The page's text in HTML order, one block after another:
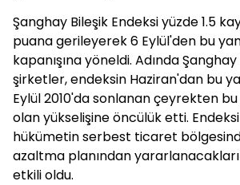
Şanghay Bileşik Endeksi yüzde 1.5
puana gerileyerek 6 Eylül'den bu
kapanışına yöneldi. Adında
şirketler, endeksin Haziran'dan bu
Eylül 2010'da sonlanan çeyrekten
olan yükselişine öncülük etti.
hükümetin serbest ticaret
azaltma planından
etkili oldu.